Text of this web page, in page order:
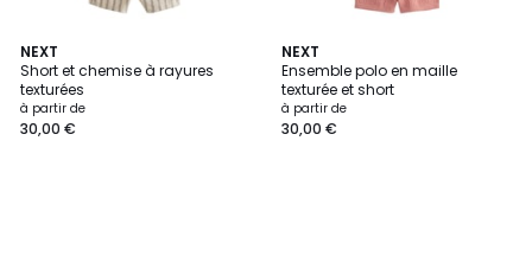
NEXT
Short et chemise à rayures
texturées
à partir de
30,00 €
NEXT
Ensemble polo en maille
texturée et short
à partir de
30,00 €